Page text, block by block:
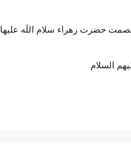
حضرت زهراء سلام اللَه علیها
السلام